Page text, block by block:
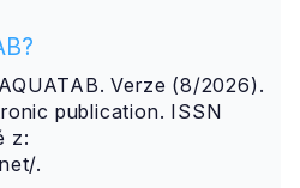
AQUATAB. Verze (8/2026).
publication. ISSN
z:
.